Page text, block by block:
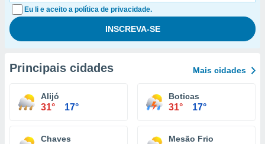
Eu li e aceito a política de privacidade.
Principais cidades Mais cidades
Alijó
31° 17°
Boticas
31° 17°
Chaves Mesão Frio